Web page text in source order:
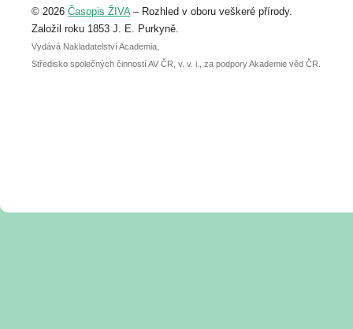
abstraktu přihlášené přednášky nebo
posteru je už 30. června.
© 2026 Časopis ŽIVA– Rozhled v oboru veškeré přírody.
Založil roku 1853 J. E. Purkyně.
Vydává Nakladatelství Academia,
Středisko společných činností AV ČR, v. v. i., za podpory Akademie věd ČR.